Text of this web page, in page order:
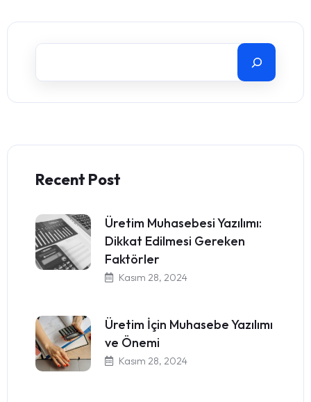
Recent Post
Üretim Muhasebesi Yazılımı:
Dikkat Edilmesi Gereken
Faktörler
Kasım 28, 2024
Üretim İçin Muhasebe Yazılımı
ve Önemi
Kasım 28, 2024